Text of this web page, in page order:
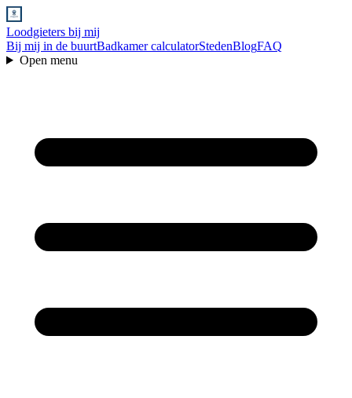
Loodgieters bij mij
Bij mij in de buurtBadkamer calculatorStedenBlogFAQ
Open menu